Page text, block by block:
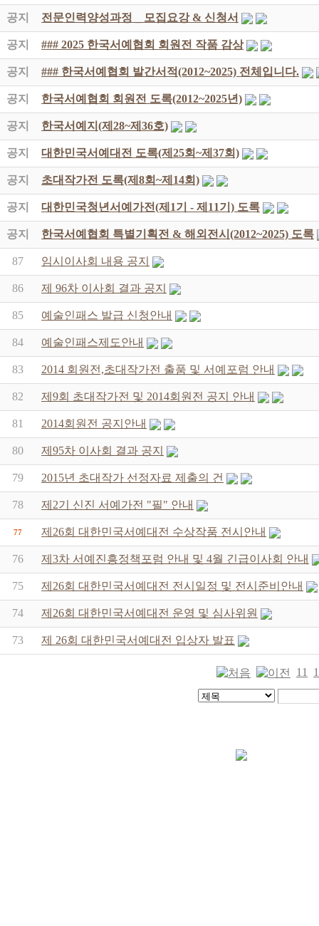
공지 전문인력양성과정 _ 모집요강 & 신청서
공지 ### 2025 한국서예협회 회원전 작품 감상
공지 ### 한국서예협회 발간서적(2012~2025) 전체입니다.
공지 한국서예협회 회원전 도록(2012~2025년)
공지 한국서예지(제28~제36호)
공지 대한민국서예대전 도록(제25회~제37회)
공지 초대작가전 도록(제8회~제14회)
공지 대한민국청년서예가전(제1기 - 제11기) 도록
공지 한국서예협회 특별기획전 & 해외전시(2012~2025) 도록
87 임시이사회 내용 공지
86 제 96차 이사회 결과 공지
85 예술인패스 발급 신청안내
84 예술인패스제도안내
83 2014 회원전,초대작가전 출품 및 서예포럼 안내
82 제9회 초대작가전 및 2014회원전 공지 안내
81 2014회원전 공지안내
80 제95차 이사회 결과 공지
79 2015년 초대작가 선정자료 제출의 건
78 제2기 신진 서예가전 "필" 안내
77 제26회 대한민국서예대전 수상작품 전시안내
76 제3차 서예진흥정책포럼 안내 및 4월 긴급이사회 안내
75 제26회 대한민국서예대전 전시일정 및 전시준비안내
74 제26회 대한민국서예대전 운영 및 심사위원
73 제 26회 대한민국서예대전 입상자 발표
11